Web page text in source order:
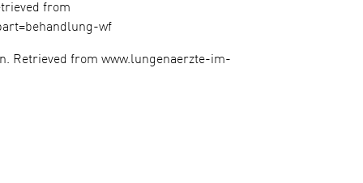
from
wf
Retrieved from www.lungenaerzte-im-